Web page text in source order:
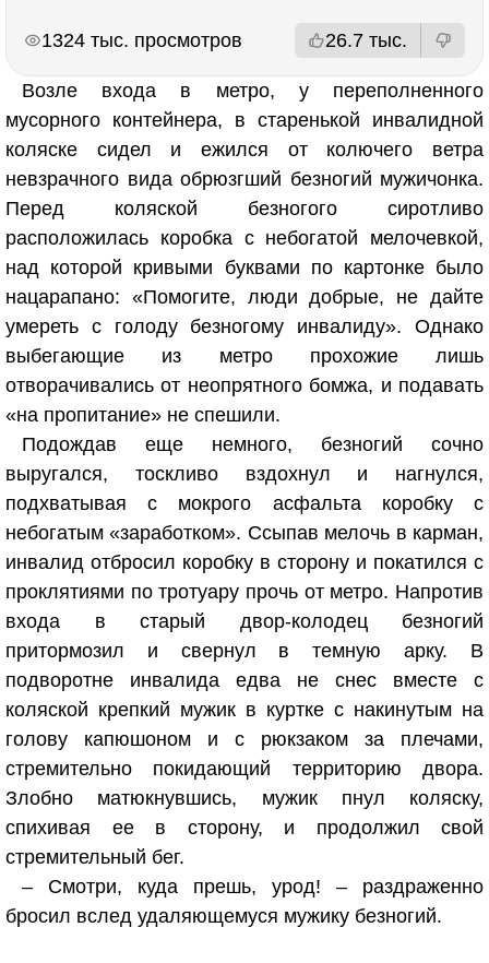
1324 тыс. просмотров 26.7 тыс.
Возле входа в метро, у переполненного
мусорного контейнера, в старенькой инвалидной
коляске сидел и ежился от колючего ветра
невзрачного вида обрюзгший безногий мужичонка.
Перед коляской безногого сиротливо
расположилась коробка с небогатой мелочевкой,
над которой кривыми буквами по картонке было
нацарапано: «Помогите, люди добрые, не дайте
умереть с голоду безногому инвалиду». Однако
выбегающие из метро прохожие лишь
отворачивались от неопрятного бомжа, и подавать
«на пропитание» не спешили.
Подождав еще немного, безногий сочно
выругался, тоскливо вздохнул и нагнулся,
подхватывая с мокрого асфальта коробку с
небогатым «заработком». Ссыпав мелочь в карман,
инвалид отбросил коробку в сторону и покатился с
проклятиями по тротуару прочь от метро. Напротив
входа в старый двор-колодец безногий
притормозил и свернул в темную арку. В
подворотне инвалида едва не снес вместе с
коляской крепкий мужик в куртке с накинутым на
голову капюшоном и с рюкзаком за плечами,
стремительно покидающий территорию двора.
Злобно матюкнувшись, мужик пнул коляску,
спихивая ее в сторону, и продолжил свой
стремительный бег.
– Смотри, куда прешь, урод! – раздраженно
бросил вслед удаляющемуся мужику безногий.